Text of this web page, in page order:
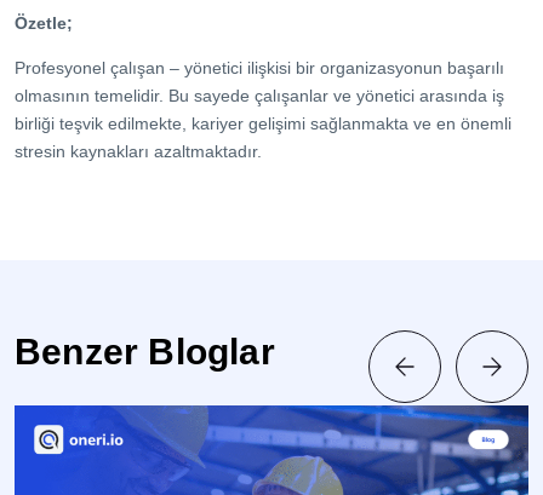
Özetle;
Profesyonel çalışan – yönetici ilişkisi bir organizasyonun başarılı
olmasının temelidir. Bu sayede çalışanlar ve yönetici arasında iş
birliği teşvik edilmekte, kariyer gelişimi sağlanmakta ve en önemli
stresin kaynakları azaltmaktadır.
Benzer Bloglar